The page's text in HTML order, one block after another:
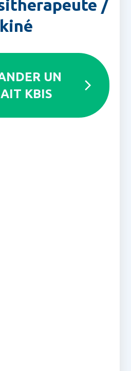
/
kiné
UN
KBIS